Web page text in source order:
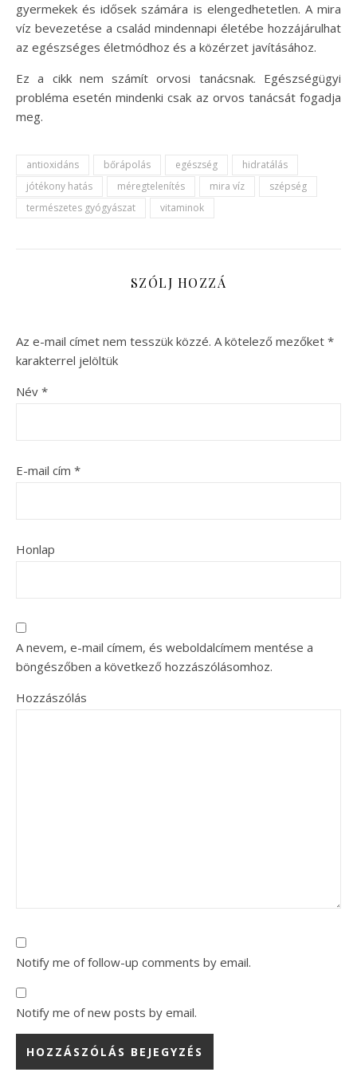
gyermekek és idősek számára is elengedhetetlen. A mira
víz bevezetése a család mindennapi életébe hozzájárulhat
az egészséges életmódhoz és a közérzet javításához.
Ez a cikk nem számít orvosi tanácsnak. Egészségügyi
probléma esetén mindenki csak az orvos tanácsát fogadja
meg.
antioxidáns bőrápolás egészség
hidratálás
jótékony hatás
méregtelenítés mira víz
szépség
természetes gyógyászat
vitaminok
SZÓLJ HOZZÁ
Az e-mail címet nem tesszük közzé. A kötelező mezőket *
karakterrel jelöltük
Név *
E-mail cím *
Honlap
A nevem, e-mail címem, és weboldalcímem mentése a
böngészőben a következő hozzászólásomhoz.
Hozzászólás
Notify me of follow-up comments by email.
Notify me of new posts by email.